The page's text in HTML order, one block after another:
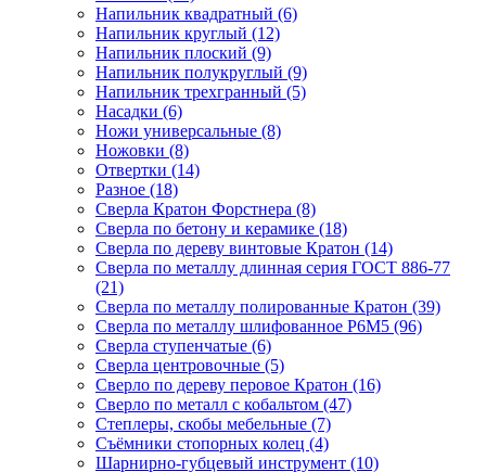
Напильник квадратный (6)
Напильник круглый (12)
Напильник плоский (9)
Напильник полукруглый (9)
Напильник трехгранный (5)
Насадки (6)
Ножи универсальные (8)
Ножовки (8)
Отвертки (14)
Разное (18)
Сверла Кратон Форстнера (8)
Сверла по бетону и керамике (18)
Сверла по дереву винтовые Кратон (14)
Сверла по металлу длинная серия ГОСТ 886-77
(21)
Сверла по металлу полированные Кратон (39)
Сверла по металлу шлифованное Р6М5 (96)
Сверла ступенчатые (6)
Сверла центровочные (5)
Сверло по дереву перовое Кратон (16)
Сверло по металл с кобальтом (47)
Степлеры, скобы мебельные (7)
Съёмники стопорных колец (4)
Шарнирно-губцевый инструмент (10)